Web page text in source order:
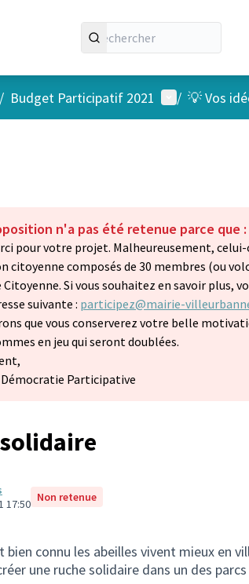
/ Budget Participatif 2021 Menu
/ 💡 Vos
n'a pas été retenue parce que :
pour votre projet. Malheureusement,
citoyenne composés de 30 membres (ou
Si vous souhaitez en savoir plus,
suivante : participez@mairie-
que vous conserverez votre belle
en jeu qui seront doublées.
Démocratie Participative
17:50 Non retenue
bien connu les abeilles vivent mieux en
une ruche solidaire dans un des